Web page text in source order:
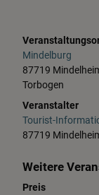
Mindelburg
87719
Torbogen
Veranstalter
Tourist-
87719
Weitere
Preis